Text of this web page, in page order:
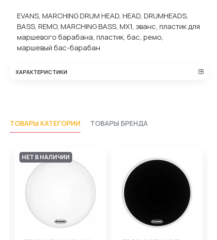
EVANS, MARCHING DRUM HEAD, HEAD, DRUMHEADS,
BASS, REMO, MARCHING BASS, MX1, эванс, пластик для
маршевого барабана, пластик, бас, ремо,
маршевый бас-барабан
ХАРАКТЕРИСТИКИ
ТОВАРЫ КАТЕГОРИИ ТОВАРЫ БРЕНДА
НЕТ В НАЛИЧИИ